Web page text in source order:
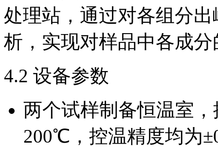
处理站，通过对各组分
析，实现对样品中各成
4.2 设备参数
两个试样制备恒温室
200℃，控温精度均为